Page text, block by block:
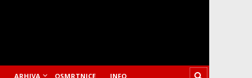
ARHIVA OSMRTNICE INFO